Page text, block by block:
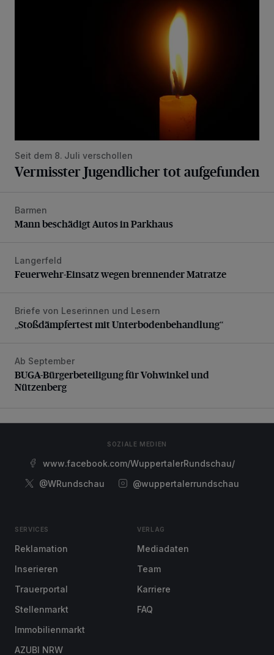
Seit dem 8. Juli verschollen
Vermisster Jugendlicher tot aufgefunden
Mann beschädigt Autos in Parkhaus
Barmen
Mann beschädigt Autos in Parkhaus
Feuerwehr-Einsatz wegen brennender Matratze
Langerfeld
Feuerwehr-Einsatz wegen brennender Matratze
„Stoßdämpfertest mit Unterbodenbehandlung“
Briefe von Leserinnen und Lesern
„Stoßdämpfertest mit Unterbodenbehandlung“
BUGA-Bürgerbeteiligung für Vohwinkel und Nützenberg
Ab September
BUGA-Bürgerbeteiligung für Vohwinkel und
Nützenberg
SOZIALE MEDIEN
www.facebook.com/WuppertalerRundschau/
@WRundschau
@wuppertalerrundschau
SERVICES
Reklamation
Inserieren
Trauerportal
Stellenmarkt
Immobilienmarkt
AZUBI NRW
VERLAG
Mediadaten
Team
Karriere
FAQ